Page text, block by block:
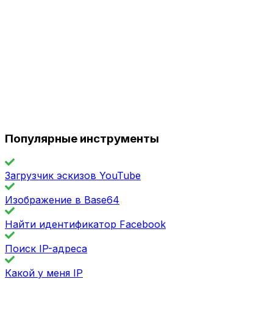
Популярные инструменты
Загрузчик эскизов YouTube
Изображение в Base64
Найти идентификатор Facebook
Поиск IP-адреса
Какой у меня IP